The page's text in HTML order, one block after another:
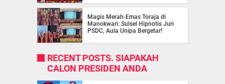
Magis Merah-Emas Toraja di
Manokwari: Sulsel Hipnotis Juri
PSDC, Aula Unipa Bergetar!
RECENT POSTS. SIAPAKAH
CALON PRESIDEN ANDA